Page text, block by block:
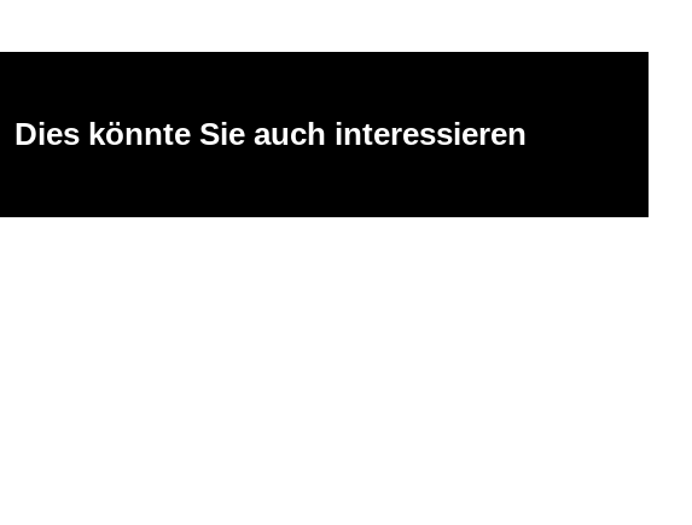
Dies könnte Sie auch interessieren